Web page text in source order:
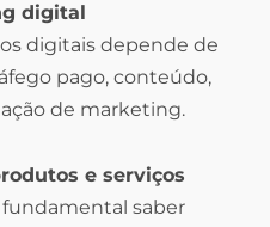
digital
digitais depende de
pago, conteúdo,
de marketing.
e serviços
saber